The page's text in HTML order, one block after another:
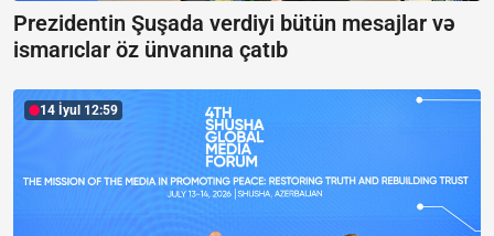
Prezidentin Şuşada verdiyi bütün mesajlar və
ismarıclar öz ünvanına çatıb
14 İyul 12:59